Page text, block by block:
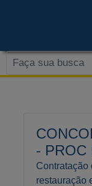
- PROC
Contratação
restauração